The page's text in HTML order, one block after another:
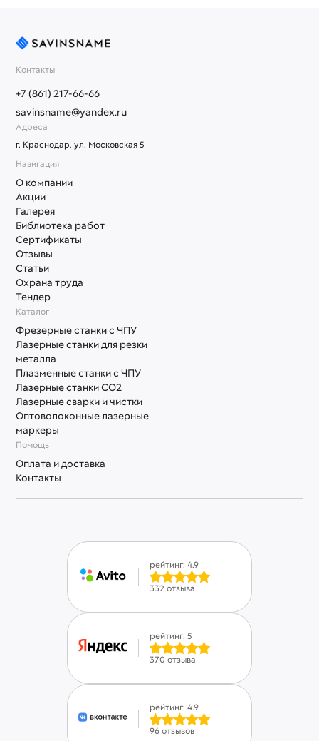
Контакты
+7 (861) 217-66-66
savinsname@yandex.ru
Адреса
г. Краснодар, ул. Московская 5
Помощь
Оплата и доставка
Контакты
Навигация
О компании
Акции
Галерея
Библиотека работ
Сертификаты
Отзывы
Статьи
Охрана труда
Тендер
Каталог
Фрезерные станки с ЧПУ
Лазерные станки для резки
металла
Плазменные станки с ЧПУ
Лазерные станки СО2
Лазерные сварки и чистки
Оптоволоконные лазерные
маркеры
рейтинг: 4.9
332 отзыва
рейтинг: 5
370 отзыва
рейтинг: 4.9
96 отзывов